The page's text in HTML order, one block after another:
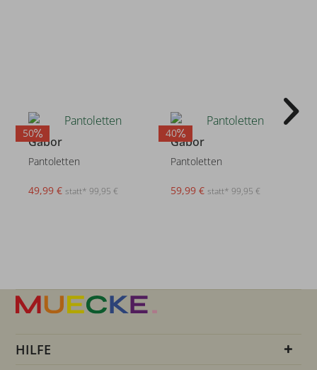
50
Gabor
Pantoletten
49,99 € statt* 99,95 €
40
Gabor
Pantoletten
59,99 € statt* 99,95 €
HILFE